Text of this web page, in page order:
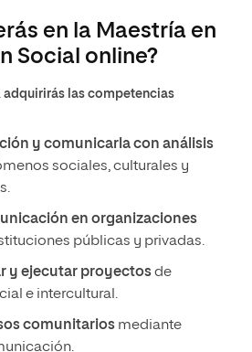
en la Maestría en
Social online?
adquirirás las competencias
y comunicarla con análisis
sociales, culturales y
en organizaciones
públicas y privadas.
y ejecutar proyectosde
e intercultural.
comunitarios mediante